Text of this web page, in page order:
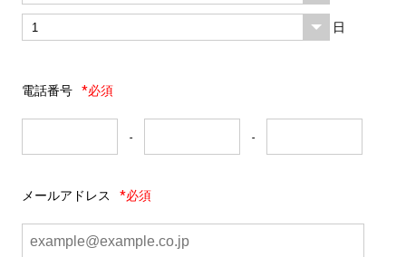
日
電話番号 *必須
- -
メールアドレス *必須